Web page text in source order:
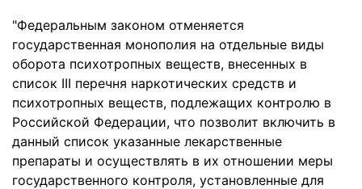
"Федеральным законом отменяется
государственная монополия на отдельные виды
оборота психотропных веществ, внесенных в
список III перечня наркотических средств и
психотропных веществ, подлежащих контролю в
Российской Федерации, что позволит включить в
данный список указанные лекарственные
препараты и осуществлять в их отношении меры
государственного контроля, установленные для